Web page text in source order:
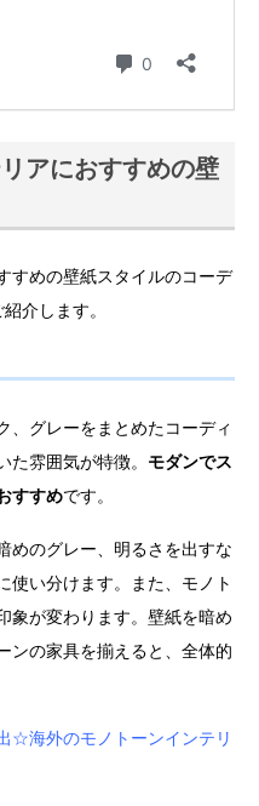
アにおすすめの壁
すめの壁紙スタイルのコーデ
介します。
、グレーをまとめたコーディ
雰囲気が特徴。 モダンでス
すすめです。
めのグレー、明るさを出すな
使い分けます。また、モノト
象が変わります。壁紙を暗め
ンの家具を揃えると、全体的
☆海外のモノトーンインテリ